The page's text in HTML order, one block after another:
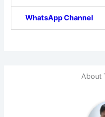
WhatsApp Channel
About